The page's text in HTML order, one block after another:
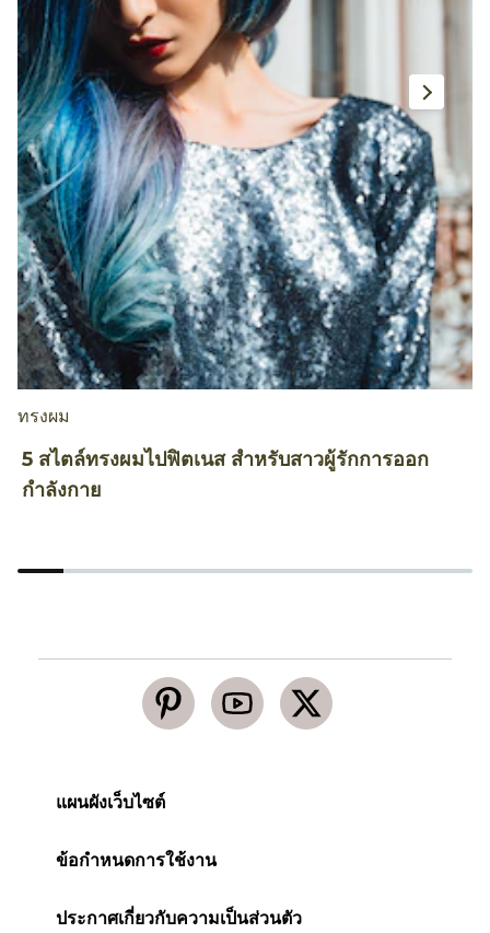
ทรงผม
5 สไตล์ทรงผมไปฟิตเนส สำหรับสาวผู้รักการออก
กำลังกาย
แผนผังเว็บไซต์
ข้อกำหนดการใช้งาน
ประกาศเกี่ยวกับความเป็นส่วนตัว